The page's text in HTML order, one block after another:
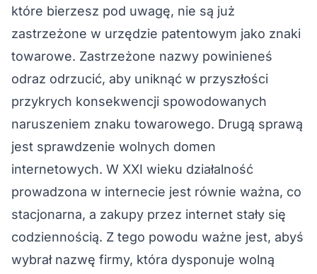
które bierzesz pod uwagę, nie są już
zastrzeżone w urzędzie patentowym jako znaki
towarowe. Zastrzeżone nazwy powinieneś
odraz odrzucić, aby uniknąć w przyszłości
przykrych konsekwencji spowodowanych
naruszeniem znaku towarowego. Drugą sprawą
jest sprawdzenie wolnych domen
internetowych. W XXI wieku działalność
prowadzona w internecie jest równie ważna, co
stacjonarna, a zakupy przez internet stały się
codziennością. Z tego powodu ważne jest, abyś
wybrał nazwę firmy, która dysponuje wolną